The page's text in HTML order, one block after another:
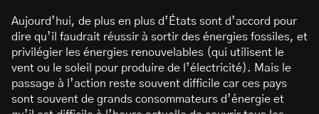
Aujourd’hui, de plus en plus d’États sont d’accord pour
dire qu’il faudrait réussir à sortir des énergies fossiles, et
privilégier les énergies renouvelables (qui utilisent le
vent ou le soleil pour produire de l’électricité). Mais le
passage à l’action reste souvent difficile car ces pays
sont souvent de grands consommateurs d’énergie et